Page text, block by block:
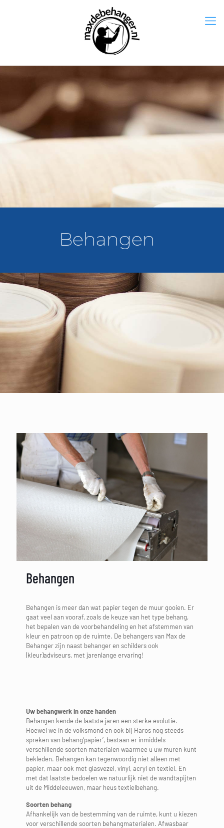
Behangen
Behangen
Behangen is meer dan wat papier tegen de muur gooien. Er
gaat veel aan vooraf, zoals de keuze van het type behang,
het bepalen van de voorbehandeling en het afstemmen van
kleur en patroon op de ruimte. De behangers van Max de
Behanger zijn naast behanger en schilders ook
(kleur)adviseurs, met jarenlange ervaring!
Uw behangwerk in onze handen
Behangen kende de laatste jaren een sterke evolutie.
Hoewel we in de volksmond en ook bij Haros nog steeds
spreken van behang‘papier’, bestaan er inmiddels
verschillende soorten materialen waarmee u uw muren kunt
bekleden. Behangen kan tegenwoordig niet alleen met
papier, maar ook met glasvezel, vinyl, acryl en textiel. En
met dat laatste bedoelen we natuurlijk niet de wandtapijten
uit de Middeleeuwen, maar heus textielbehang.
Soorten behang
Afhankelijk van de bestemming van de ruimte, kunt u kiezen
voor verschillende soorten behangmaterialen. Afwasbaar